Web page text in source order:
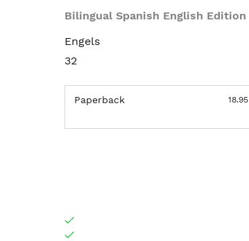
Bilingual Spanish English Edition
Engels
32
Paperback 18.95